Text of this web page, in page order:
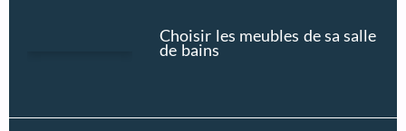
Choisir les meubles de sa salle
de bains